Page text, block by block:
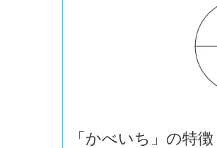
「かべいち」の特徴